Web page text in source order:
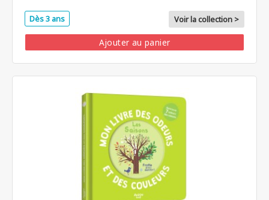
Dès 3 ans Voir la collection >
Ajouter au panier